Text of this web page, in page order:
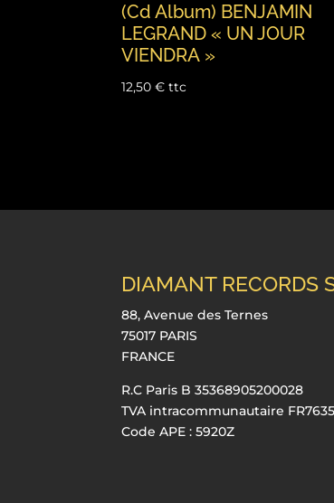
(Cd Album) BENJAMIN
LEGRAND « UN JOUR
VIENDRA »
12,50€ ttc
DIAMANT RECORDS
88, Avenue des Ternes
75017 PARIS
FRANCE
R.C Paris B 35368905200028
TVA intracommunautaire
Code APE : 5920Z